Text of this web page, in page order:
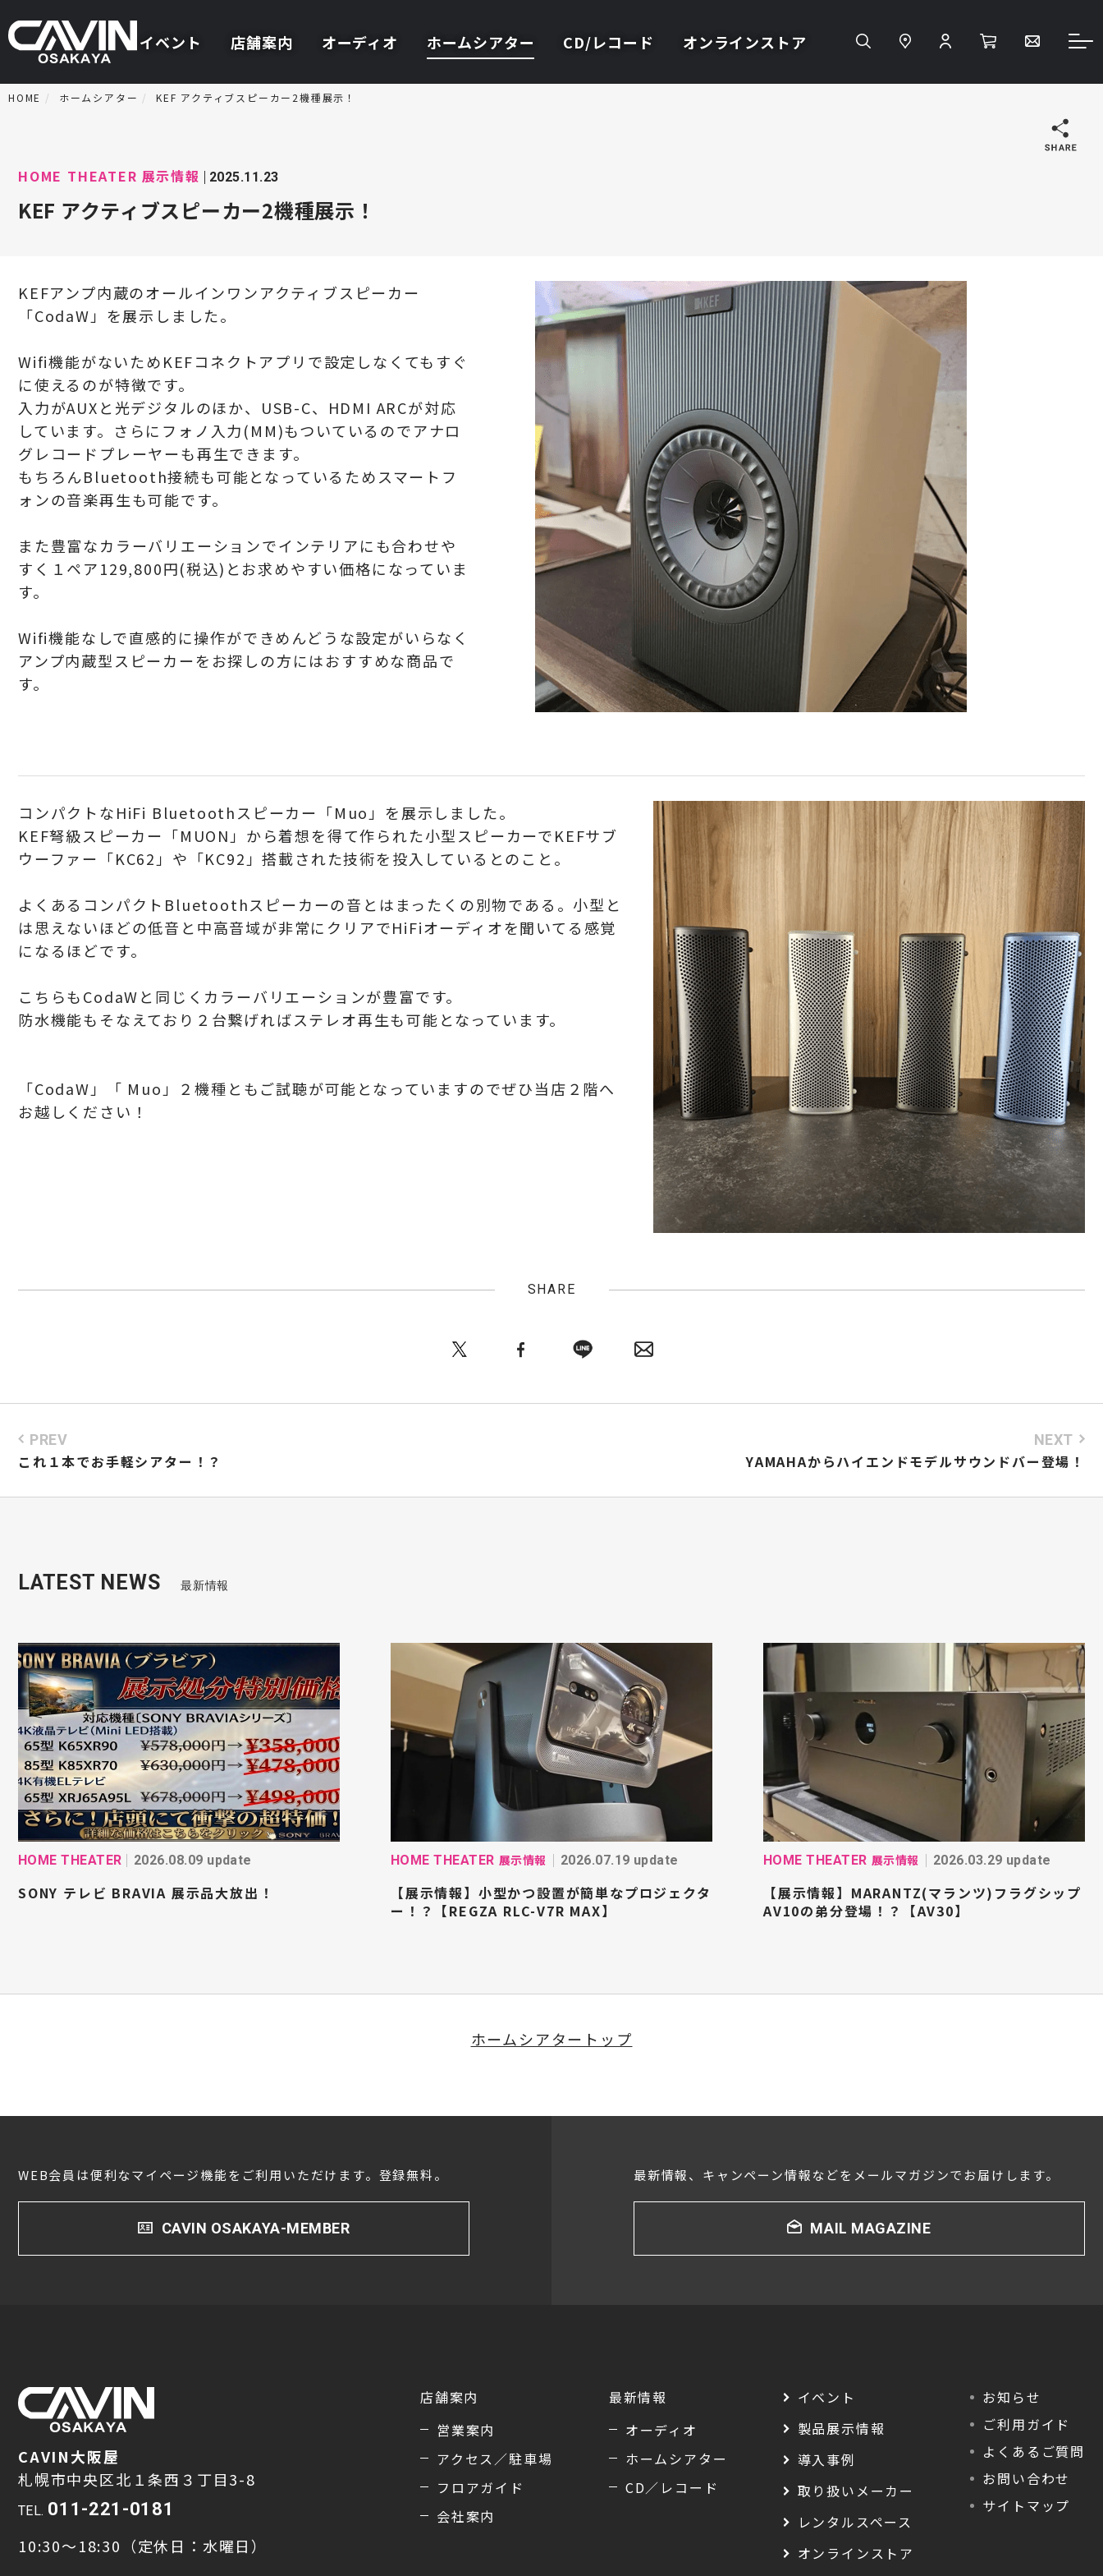
イベント 店舗案内 オーディオ ホームシアター CD/レコード オンラインストア
HOME ホームシアター KEF アクティブスピーカー2機種展示！
HOME THEATER 展示情報 2025.11.23
KEF アクティブスピーカー2機種展示！
KEFアンプ内蔵のオールインワンアクティブスピーカー
「CodaW」を展示しました。
Wifi機能がないためKEFコネクトアプリで設定しなくてもすぐ
に使えるのが特徴です。
入力がAUXと光デジタルのほか、USB-C、HDMI ARCが対応
しています。さらにフォノ入力(MM)もついているのでアナロ
グレコードプレーヤーも再生できます。
もちろんBluetooth接続も可能となっているためスマートフ
ォンの音楽再生も可能です。
また豊富なカラーバリエーションでインテリアにも合わせや
すく１ペア129,800円(税込)とお求めやすい価格になっていま
す。
Wifi機能なしで直感的に操作ができめんどうな設定がいらなく
アンプ内蔵型スピーカーをお探しの方にはおすすめな商品で
す。
コンパクトなHiFi Bluetoothスピーカー「Muo」を展示しました。
KEF弩級スピーカー「MUON」から着想を得て作られた小型スピーカーでKEFサブ
ウーファー「KC62」や「KC92」搭載された技術を投入しているとのこと。
よくあるコンパクトBluetoothスピーカーの音とはまったくの別物である。小型と
は思えないほどの低音と中高音域が非常にクリアでHiFiオーディオを聞いてる感覚
になるほどです。
こちらもCodaWと同じくカラーバリエーションが豊富です。
防水機能もそなえており２台繋げればステレオ再生も可能となっています。
「CodaW」「 Muo」２機種ともご試聴が可能となっていますのでぜひ当店２階へ
お越しください！
SHARE
PREV
これ１本でお手軽シアター！？
NEXT
YAMAHAからハイエンドモデルサウンドバー登場！
LATEST NEWS 最新情報
HOME THEATER 2026.08.09 update
SONY テレビ BRAVIA 展示品大放出！
HOME THEATER 展示情報 2026.07.19 update
【展示情報】小型かつ設置が簡単なプロジェクタ
ー！？【REGZA RLC-V7R MAX】
HOME THEATER 展示情報 2026.03.29 update
【展示情報】MARANTZ(マランツ)フラグシップ
AV10の弟分登場！？【AV30】
ホームシアタートップ
WEB会員は便利なマイページ機能をご利用いただけます。登録無料。
CAVIN OSAKAYA-MEMBER
最新情報、キャンペーン情報などをメールマガジンでお届けします。
MAIL MAGAZINE
CAVIN大阪屋
札幌市中央区北１条西３丁目3-8
TEL. 011-221-0181
10:30～18:30（定休日：水曜日）
店舗案内
営業案内
アクセス／駐車場
フロアガイド
会社案内
最新情報
オーディオ
ホームシアター
CD／レコード
イベント
製品展示情報
導入事例
取り扱いメーカー
レンタルスペース
オンラインストア
お知らせ
ご利用ガイド
よくあるご質問
お問い合わせ
サイトマップ